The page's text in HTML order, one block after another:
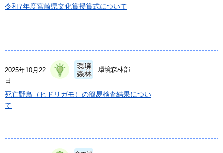
令和7年度宮崎県文化賞授賞式について
2025年10月22
日
環境森林部
死亡野鳥（ヒドリガモ）の簡易検査結果につい
て